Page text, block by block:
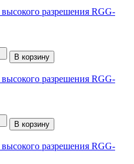
разрешения RGG-
разрешения RGG-
разрешения RGG-